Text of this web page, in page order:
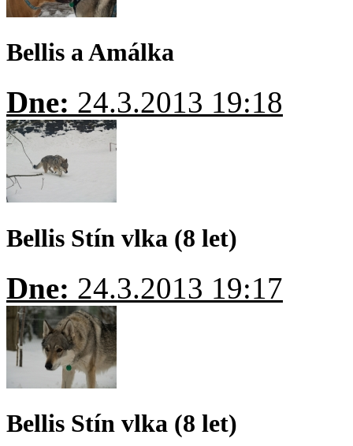
Bellis a Amálka
Dne: 24.3.2013 19:18
Bellis Stín vlka (8 let)
Dne: 24.3.2013 19:17
Bellis Stín vlka (8 let)